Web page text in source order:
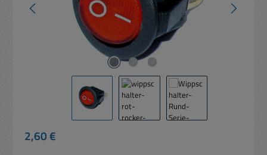
Regulärer Preis:
2,60 €